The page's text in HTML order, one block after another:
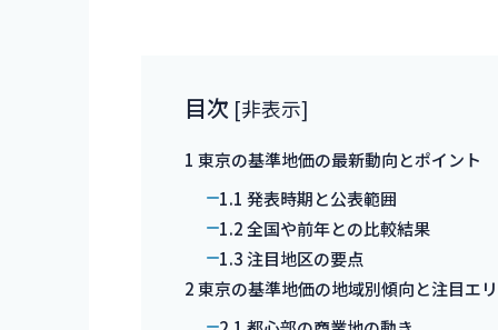
目次 [非表示]
1 東京の基準地価の最新動向とポイント
1.1 発表時期と公表範囲
1.2全国や前年との比較結果
1.3注目地区の要点
2東京の基準地価の地域別傾向と注目エ